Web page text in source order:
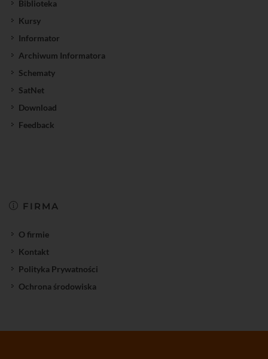
Biblioteka
Kursy
Informator
Archiwum Informatora
Schematy
SatNet
Download
Feedback
FIRMA
O firmie
Kontakt
Polityka Prywatności
Ochrona środowiska